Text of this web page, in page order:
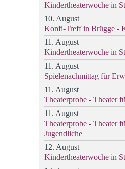
Kindertheaterwoche in
10. August
Konfi-Treff in Brügge -
11. August
Kindertheaterwoche in
11. August
Spielenachmittag für
11. August
Theaterprobe - Theater
11. August
Theaterprobe - Theater
Jugendliche
12. August
Kindertheaterwoche in